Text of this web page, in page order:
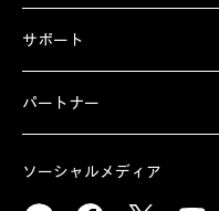
サポート
パートナー
ソーシャルメディア